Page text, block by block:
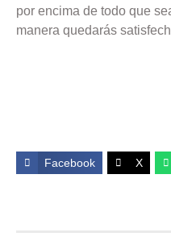
por encima de todo que
manera quedarás
Facebook X